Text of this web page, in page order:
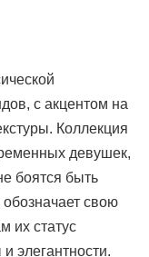
с акцентом на
Коллекция
девушек,
боятся быть
свою
их статус
элегантности.